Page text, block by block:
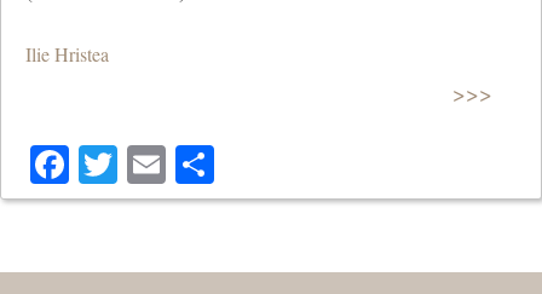
Ilie Hristea
>>>
Facebook
Twitter
Email